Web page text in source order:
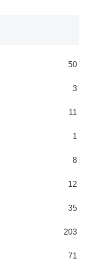
50
3
11
1
8
12
35
203
71